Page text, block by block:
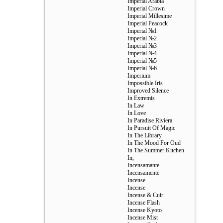
Imperial Crown
Imperial Millesime
Imperial Peacock
Imperial №1
Imperial №2
Imperial №3
Imperial №4
Imperial №5
Imperial №6
Imperium
Impossible Iris
Improved Silence
In Extremis
In Law
In Love
In Paradise Riviera
In Pursuit Of Magic
In The Library
In The Mood For Oud
In The Summer Kitchen
In,
Incensamante
Incensamente
Incense
Incense
Incense & Cuir
Incense Flash
Incense Kyoto
Incense Mist